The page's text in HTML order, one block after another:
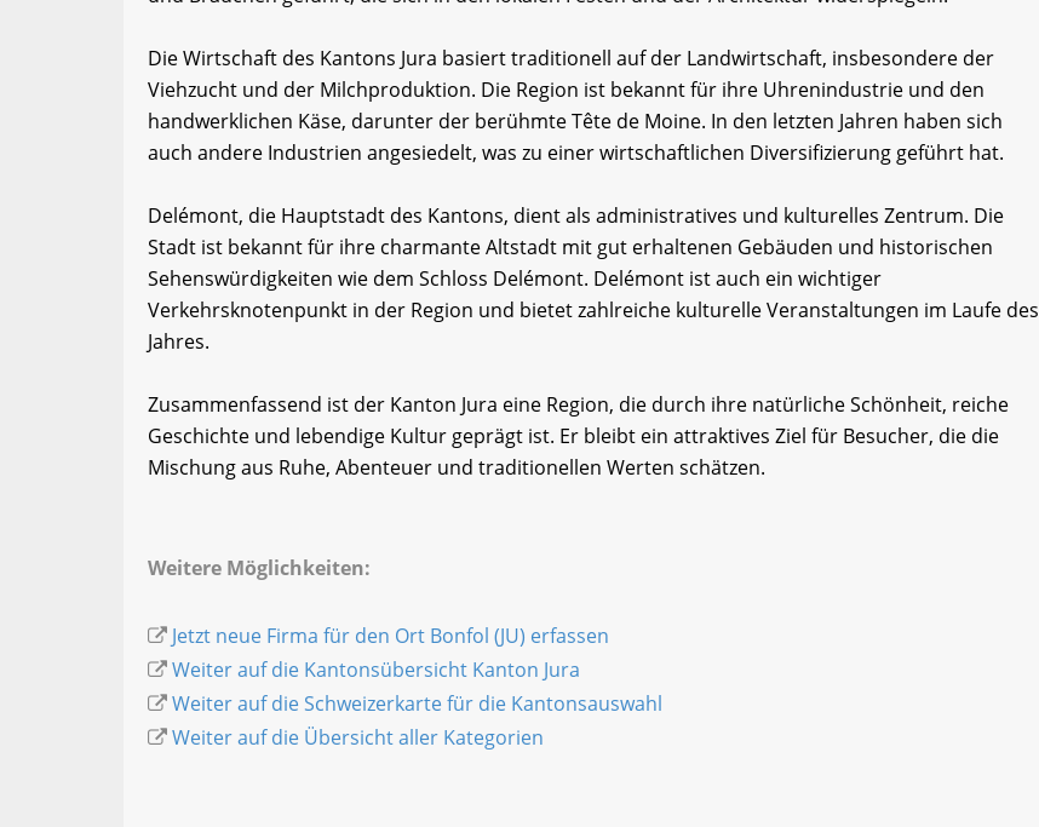
Die Wirtschaft des Kantons Jura basiert traditionell auf der Landwirtschaft, insbesondere der
Viehzucht und der Milchproduktion. Die Region ist bekannt für ihre Uhrenindustrie und den
handwerklichen Käse, darunter der berühmte Tête de Moine. In den letzten Jahren haben sich
auch andere Industrien angesiedelt, was zu einer wirtschaftlichen Diversifizierung geführt hat.
Delémont, die Hauptstadt des Kantons, dient als administratives und kulturelles Zentrum. Die
Stadt ist bekannt für ihre charmante Altstadt mit gut erhaltenen Gebäuden und historischen
Sehenswürdigkeiten wie dem Schloss Delémont. Delémont ist auch ein wichtiger
Verkehrsknotenpunkt in der Region und bietet zahlreiche kulturelle Veranstaltungen im Laufe des
Jahres.
Zusammenfassend ist der Kanton Jura eine Region, die durch ihre natürliche Schönheit, reiche
Geschichte und lebendige Kultur geprägt ist. Er bleibt ein attraktives Ziel für Besucher, die die
Mischung aus Ruhe, Abenteuer und traditionellen Werten schätzen.
Weitere Möglichkeiten:
Jetzt neue Firma für den Ort Bonfol (JU) erfassen
Weiter auf die Kantonsübersicht Kanton Jura
Weiter auf die Schweizerkarte für die Kantonsauswahl
Weiter auf die Übersicht aller Kategorien